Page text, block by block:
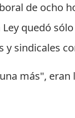
de ocho
quedó
y sindicales
más",